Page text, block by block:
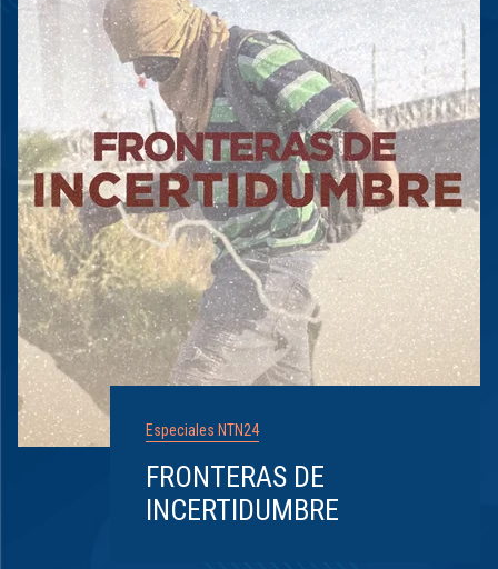
Especiales NTN24
FRONTERAS DE
INCERTIDUMBRE